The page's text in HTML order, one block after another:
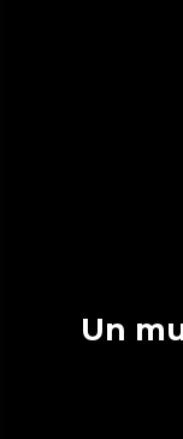
Un mundo frío para tus